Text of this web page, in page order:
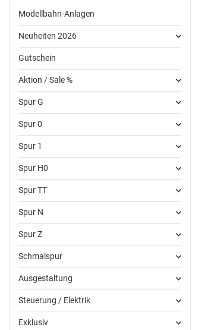
Modellbahn-Anlagen
Neuheiten 2026
Gutschein
Aktion / Sale %
Spur G
Spur 0
Spur 1
Spur H0
Spur TT
Spur N
Spur Z
Schmalspur
Ausgestaltung
Steuerung / Elektrik
Exklusiv